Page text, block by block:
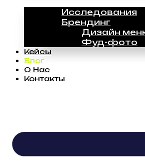
Исследования
Брендинг
Дизайн
Фуд-фото
Кейсы
Блог
О Нас
Контакты